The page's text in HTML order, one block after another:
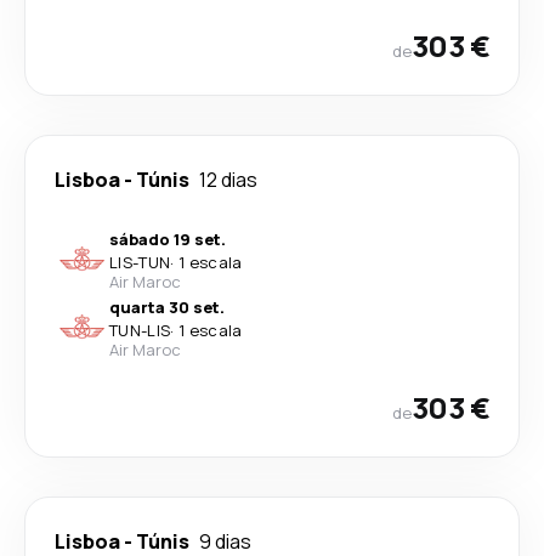
de303 €
Lisboa- Túnis 12 dias
sábado 19 set.
LIS-TUN· 1 escala
Air Maroc
quarta 30 set.
TUN-LIS· 1 escala
Air Maroc
de303 €
Lisboa- Túnis 9 dias